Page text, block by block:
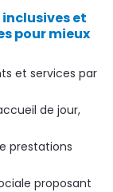
inclusives et
pour mieux
et services par
de jour,
prestations
proposant